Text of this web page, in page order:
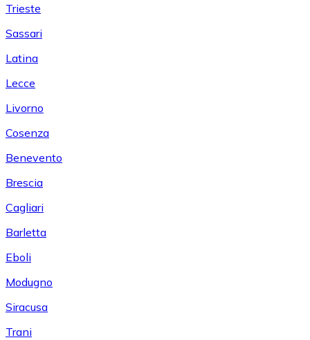
Trieste
Sassari
Latina
Lecce
Livorno
Cosenza
Benevento
Brescia
Cagliari
Barletta
Eboli
Modugno
Siracusa
Trani